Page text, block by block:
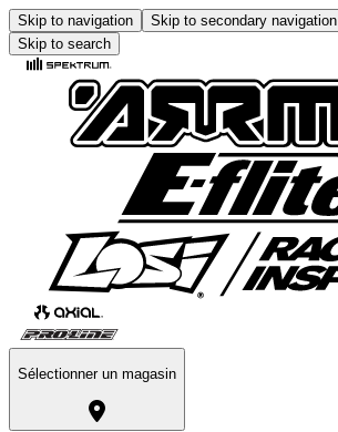
Skip to navigation Skip to secondary navigation
Skip to search
Sélectionner un magasin